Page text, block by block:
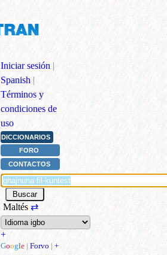
Iniciar sesión |
Spanish |
Términos y
condiciones de
uso
DICCIONARIOS
FORO
CONTACTOS
Maltés ⇄
+
Google | Forvo | +